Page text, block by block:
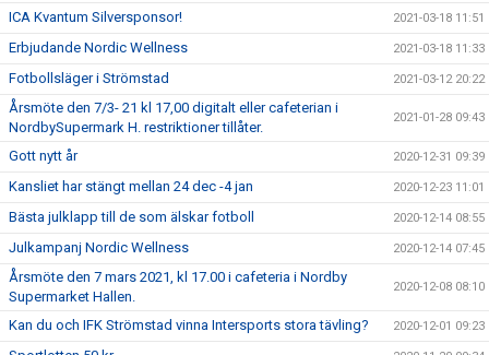
ICA Kvantum Silversponsor! 2021-03-18 11:51
Erbjudande Nordic Wellness 2021-03-18 11:33
Fotbollsläger i Strömstad 2021-03-12 20:22
Årsmöte den 7/3- 21 kl 17,00 digitalt eller cafeterian i
NordbySupermark H. restriktioner tillåter.
2021-01-28 09:43
Gott nytt år 2020-12-31 09:39
Kansliet har stängt mellan 24 dec -4 jan 2020-12-23 11:01
Bästa julklapp till de som älskar fotboll 2020-12-14 08:55
Julkampanj Nordic Wellness 2020-12-14 07:45
Årsmöte den 7 mars 2021, kl 17.00 i cafeteria i Nordby
Supermarket Hallen.
2020-12-08 08:10
Kan du och IFK Strömstad vinna Intersports stora tävling? 2020-12-01 09:23